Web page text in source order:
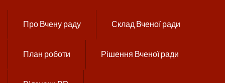
Про Вчену раду Склад Вченої ради
План роботи Рішення Вченої ради